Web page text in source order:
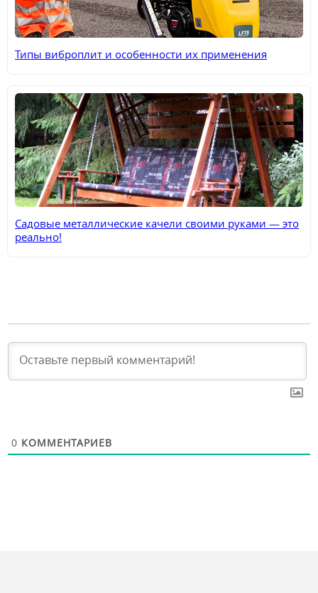
Типы виброплит и особенности их применения
Садовые металлические качели своими руками — это
реально!
0 КОММЕНТАРИЕВ